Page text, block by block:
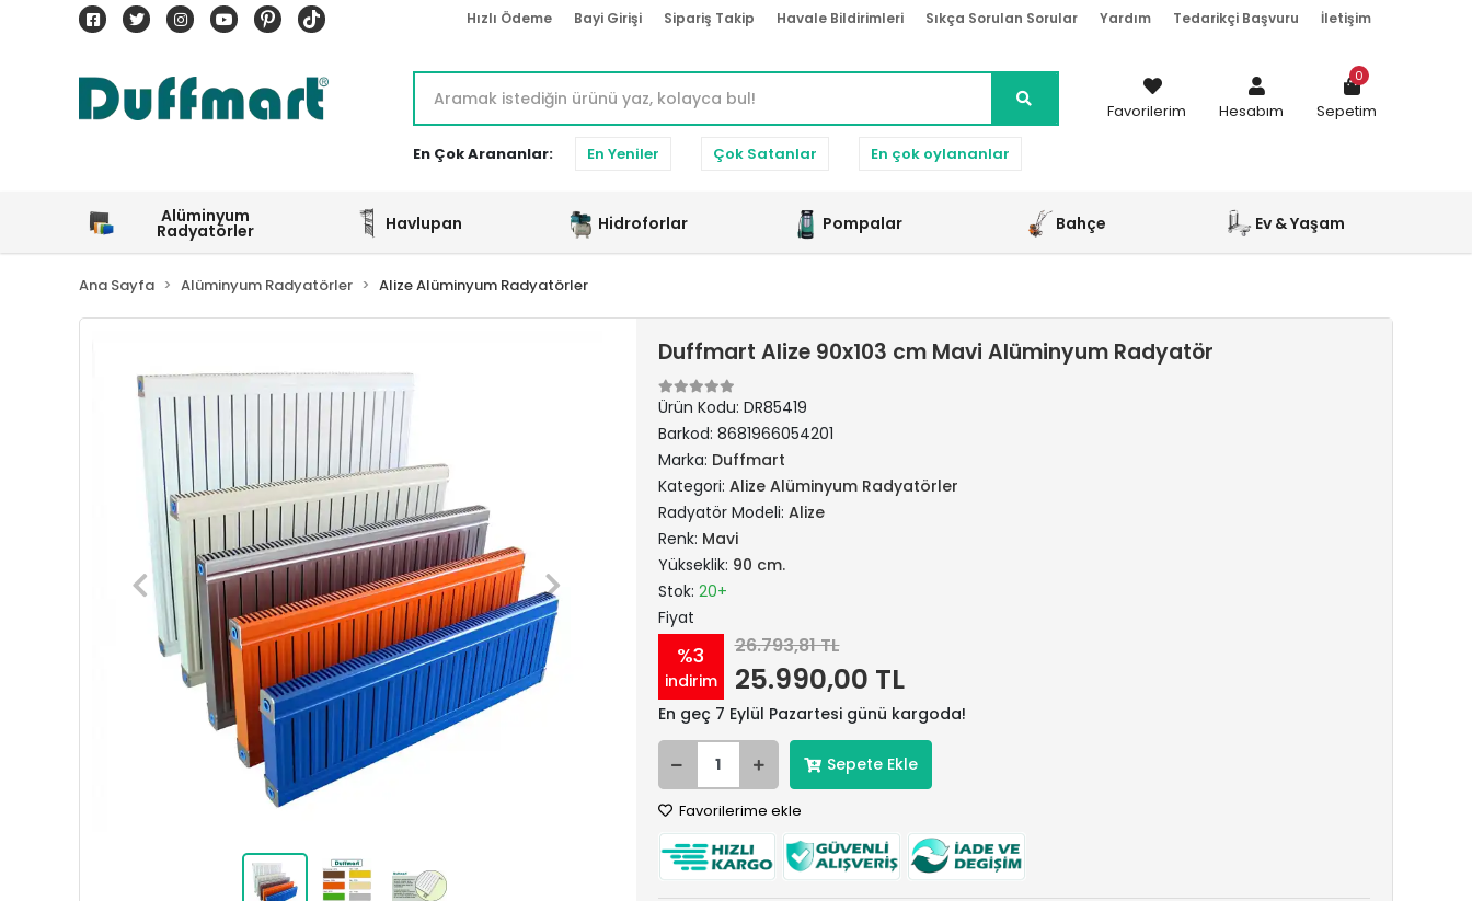
Hızlı Ödeme Bayi Girişi Sipariş Takip Havale Bildirimleri Sıkça Sorulan Sorular Yardım Tedarikçi Başvuru İletişim
En Çok Arananlar: En Yeniler Çok Satanlar En çok oylananlar
Favorilerim Hesabım Sepetim
0
Alüminyum
Radyatörler Havlupan Hidroforlar Pompalar Bahçe Ev & Yaşam
Ana Sayfa Alüminyum Radyatörler Alize Alüminyum Radyatörler
Duffmart Alize 90x103 cm Mavi Alüminyum Radyatör
Ürün Kodu: DR85419
Barkod: 8681966054201
Marka: Duffmart
Kategori: Alize Alüminyum Radyatörler
Radyatör Modeli: Alize
Renk: Mavi
Yükseklik: 90 cm.
Stok: 20+
Fiyat
%3
indirim
26.793,81 TL
25.990,00 TL
En geç 7 Eylül Pazartesi günü kargoda!
Sepete Ekle
Favorilerime ekle